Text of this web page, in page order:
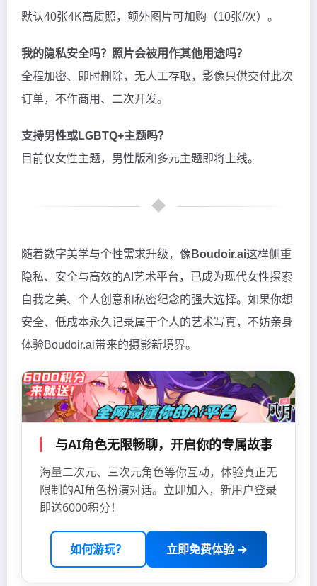
默认40张4K高质照，额外图片可加购（10张/次）。
我的隐私安全吗？照片会被用作其他用途吗？
全程加密、即时删除，无人工存取，影像只供交付此次
订单，不作商用、二次开发。
支持男性或LGBTQ+主题吗？
目前仅女性主题，男性版和多元主题即将上线。
随着数字美学与个性需求升级，像 Boudoir.ai这样侧重
隐私、安全与高效的AI艺术平台，已成为现代女性探索
自我之美、个人创意和私密纪念的强大选择。如果你想
安全、低成本永久记录属于个人的艺术写真，不妨亲身
体验Boudoir.ai带来的摄影新境界。
与AI角色无限畅聊，开启你的专属故事
海量二次元、三次元角色等你互动，体验真正无
限制的AI角色扮演对话。立即加入，新用户登录
即送6000积分！
如何游玩？ 立即免费体验 →